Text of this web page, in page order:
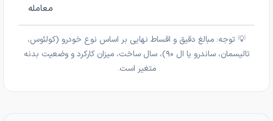
معامله
💡 توجه: مبالغ دقیق و اقساط نهایی بر اساس نوع خودرو (کولئوس،
تالیسمان، ساندرو یا ال ۹۰)، سال ساخت، میزان کارکرد و وضعیت بدنه
متغیر است.